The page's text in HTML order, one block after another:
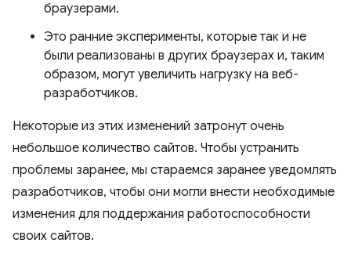
браузерами.
Это ранние эксперименты, которые так и не
были реализованы в других браузерах и, таким
образом, могут увеличить нагрузку на веб-
разработчиков.
Некоторые из этих изменений затронут очень
небольшое количество сайтов. Чтобы устранить
проблемы заранее, мы стараемся заранее уведомлять
разработчиков, чтобы они могли внести необходимые
изменения для поддержания работоспособности
своих сайтов.